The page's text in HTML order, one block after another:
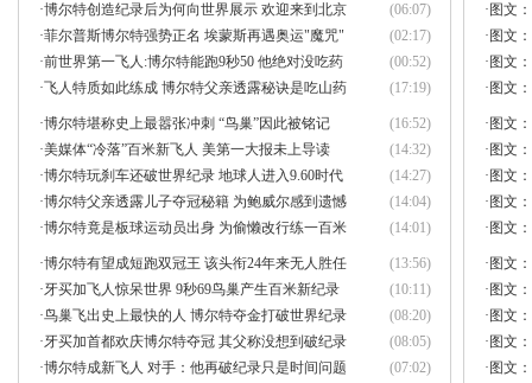
(06:07)
·博尔特创造纪录后为何向世界展示 欢迎来到北京
(02:17)
·菲尔普斯博尔特强势正名 埃蒙斯再遇奥运"魔咒"
(00:52)
·前世界第一飞人:博尔特能跑9秒50 他绝对没吃药
(17:19)
·飞人特质如此练成 博尔特父亲透露秘诀是吃山药
(16:52)
·博尔特堪称史上最嚣张冲刺 “鸟巢”因此被铭记
(14:32)
·美媒体“冷落”百米新飞人 美第一大报未上导读
(14:27)
·博尔特玩刹车还破世界纪录 地球人进入9.60时代
(14:04)
·博尔特父亲透露儿子夺冠秘籍 为鲍威尔感到遗憾
(14:01)
·博尔特竟是板球运动员出身 为偷懒改行练一百米
(13:56)
·博尔特有望成短跑双冠王 该头衔24年来无人胜任
(10:11)
·牙买加飞人惊呆世界 9秒69鸟巢产生百米新纪录
(08:20)
·鸟巢飞出史上最快的人 博尔特夺金打破世界纪录
(08:05)
·牙买加首都欢庆博尔特夺冠 其父称没想到破纪录
(07:02)
·博尔特成新飞人 对手：他再破纪录只是时间问题
· 图文
· 图文
· 图文
· 图文
· 图文
· 图文
· 图文
· 图文
· 图文
· 图文
· 图文
· 图文
· 图文
· 图文